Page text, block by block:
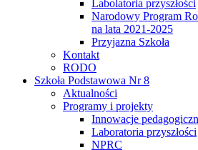
Labolatoria przyszłości
Narodowy Program
na lata 2021-2025
Przyjazna Szkoła
Kontakt
RODO
Szkoła Podstawowa Nr 8
Aktualności
Programy i projekty
Innowacje
Laboratoria przyszłości
NPRC